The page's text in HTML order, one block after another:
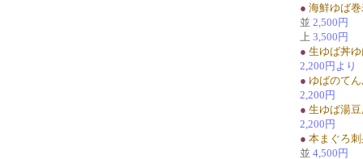
● 海鮮ゆば
並 2,500円
上 3,500円
● 生ゆば丼
2,200円より
● ゆばのて
2,200円
● 生ゆば湯
2,200円
● 本まぐろ
並 4,500円